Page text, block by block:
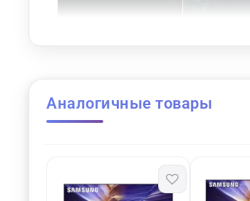
Аналогичные товары